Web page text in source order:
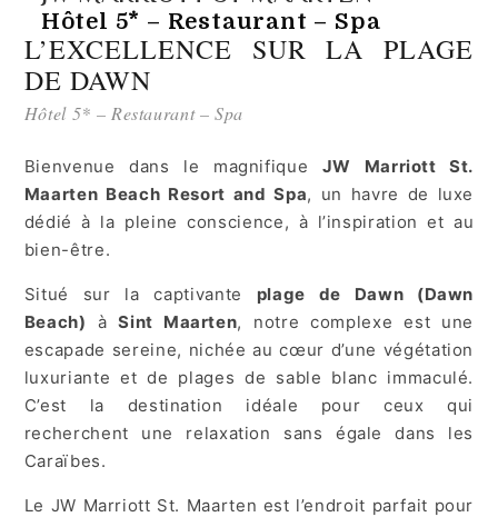
Hôtel 5* – Restaurant – Spa
L’EXCELLENCE SUR LA PLAGE
DE DAWN
Hôtel 5* – Restaurant – Spa
Bienvenue dans le magnifique JW Marriott St.
Maarten Beach Resort and Spa, un havre de luxe
dédié à la pleine conscience, à l’inspiration et au
bien-être.
Situé sur la captivante plage de Dawn (Dawn
Beach) àSint Maarten, notre complexe est une
escapade sereine, nichée au cœur d’une végétation
luxuriante et de plages de sable blanc immaculé.
C’est la destination idéale pour ceux qui
recherchent une relaxation sans égale dans les
Caraïbes.
Le JW Marriott St. Maarten est l’endroit parfait pour